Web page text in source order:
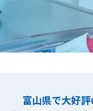
富山県で大好評